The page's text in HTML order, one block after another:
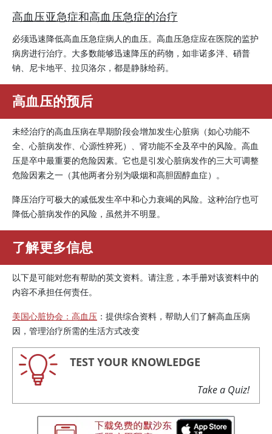
高血压亚急症和高血压急症的治疗
必须迅速降低高血压急症病人的血压。高血压急症应在医院的监护
病房进行治疗。大多数能够迅速降压的药物，如非诺多泮、硝普
钠、尼卡地平、拉贝洛尔，都是静脉给药。
高血压的预后
未经治疗的高血压病在早期阶段会增加发生心脏病（如心功能不
全、心脏病发作、心源性猝死）、肾功能不全及卒中的风险。高血
压是卒中最重要的危险因素。它也是引发心脏病发作的三大可调整
危险因素之一（其他两者分别为吸烟和高胆固醇血症）。
降压治疗可极大的减低发生卒中和心力衰竭的风险。这种治疗也可
降低心脏病发作的风险，虽然并不明显。
了解更多信息
以下是可能对您有帮助的英文资料。请注意，本手册对该资料中的
内容不承担任何责任。
美国心脏协会：高血压 ：提供综合资料，帮助人们了解高血压病
因，管理治疗所需的生活方式改变
TEST YOUR KNOWLEDGE
Take a Quiz!